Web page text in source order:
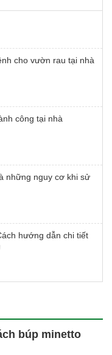
cho vườn rau tại nhà
công tại nhà
những nguy cơ khi sử
hướng dẫn chi tiết
búp minetto